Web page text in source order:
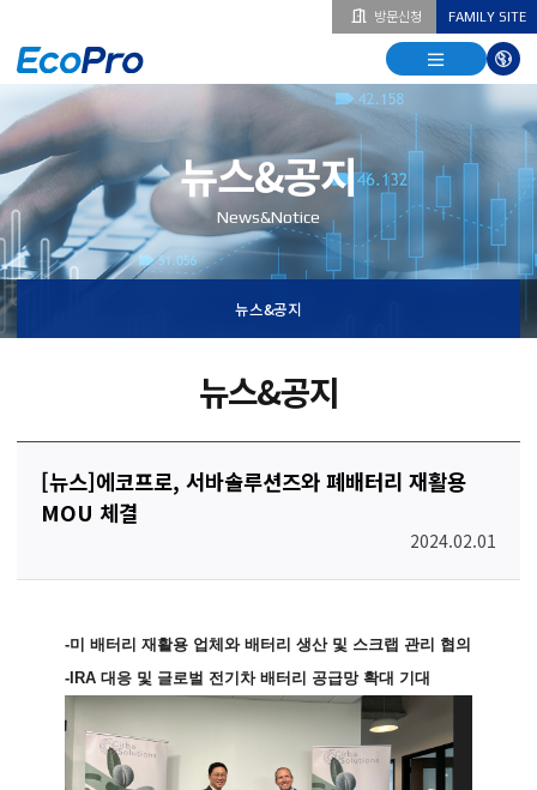
방문신청 FAMILY SITE
열기
열기
다국어
열기
뉴스&공지
News&Notice
뉴스&공지
뉴스&공지
[뉴스]에코프로, 서바솔루션즈와 폐배터리 재활용
MOU 체결
2024.02.01
-미 배터리 재활용 업체와 배터리 생산 및 스크랩 관리 협의
-IRA 대응 및 글로벌 전기차 배터리 공급망 확대 기대